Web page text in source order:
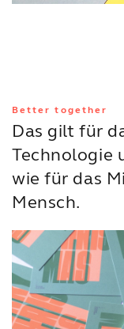
Better together
Das gilt für
Technologie
wie für das
Mensch.